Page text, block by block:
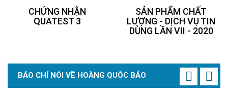
CHỨNG NHẬN
QUATEST 3
SẢN PHẨM CHẤT
LƯỢNG - DỊCH VỤ TIN
DÙNG LẦN VII - 2020
BÁO CHÍ NÓI VỀ HOÀNG QUỐC BẢO